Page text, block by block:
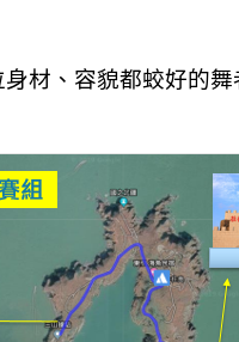
材、容貌都蛟好的